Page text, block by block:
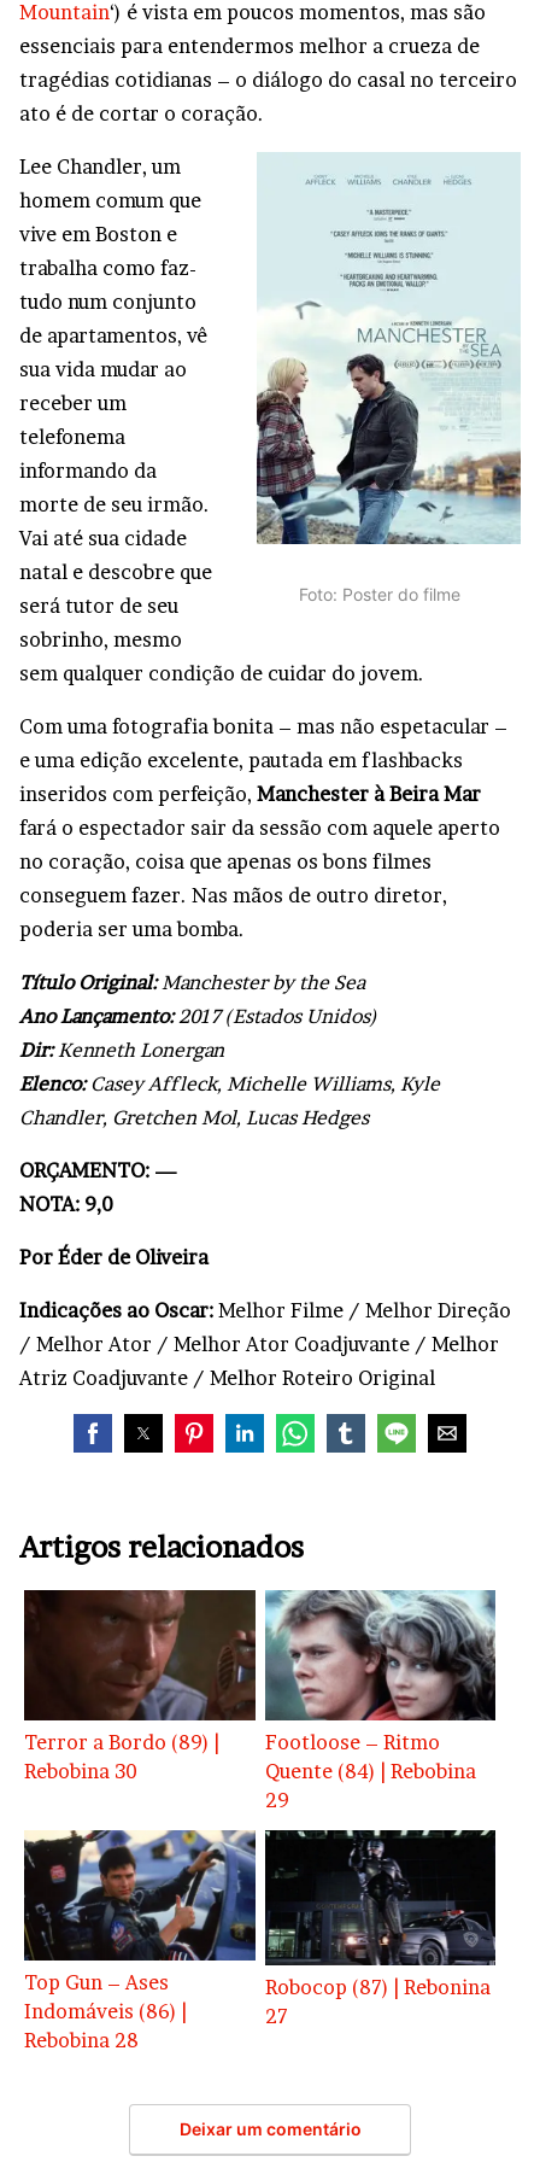
Mountain‘) é vista em poucos momentos, mas são
essenciais para entendermos melhor a crueza de
tragédias cotidianas – o diálogo do casal no terceiro
ato é de cortar o coração.
Foto: Poster do filme
Lee Chandler, um
homem comum que
vive em Boston e
trabalha como faz-
tudo num conjunto
de apartamentos, vê
sua vida mudar ao
receber um
telefonema
informando da
morte de seu irmão.
Vai até sua cidade
natal e descobre que
será tutor de seu
sobrinho, mesmo
sem qualquer condição de cuidar do jovem.
Com uma fotografia bonita – mas não espetacular –
e uma edição excelente, pautada em flashbacks
inseridos com perfeição, Manchester à Beira Mar
fará o espectador sair da sessão com aquele aperto
no coração, coisa que apenas os bons filmes
conseguem fazer. Nas mãos de outro diretor,
poderia ser uma bomba.
Título Original:Manchester by the Sea
Ano Lançamento:2017 (Estados Unidos)
Dir:Kenneth Lonergan
Elenco:Casey Affleck, Michelle Williams, Kyle
Chandler, Gretchen Mol, Lucas Hedges
ORÇAMENTO: —
NOTA: 9,0
Por Éder de Oliveira
Indicações ao Oscar: Melhor Filme / Melhor Direção
/ Melhor Ator / Melhor Ator Coadjuvante / Melhor
Atriz Coadjuvante / Melhor Roteiro Original
Artigos relacionados
Terror a Bordo (89) |
Rebobina 30
Footloose – Ritmo
Quente (84) | Rebobina
29
Top Gun – Ases
Indomáveis (86) |
Rebobina 28
Robocop (87) | Rebonina
27
Deixar um comentário